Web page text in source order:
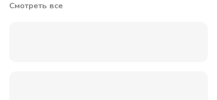
Смотреть все